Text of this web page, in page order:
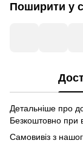
Поширити у
Детальніше про
Безкоштовно при
Самовивіз з